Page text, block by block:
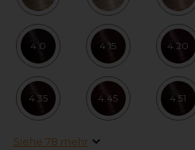
4.0 4.15 4.20
4.35 4.45 4.51
Siehe 78 mehr